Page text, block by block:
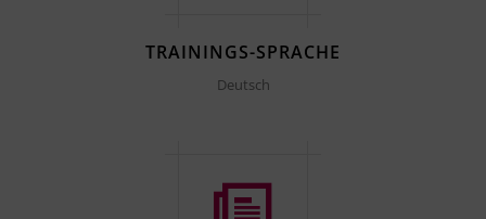
TRAININGS-SPRACHE
Deutsch